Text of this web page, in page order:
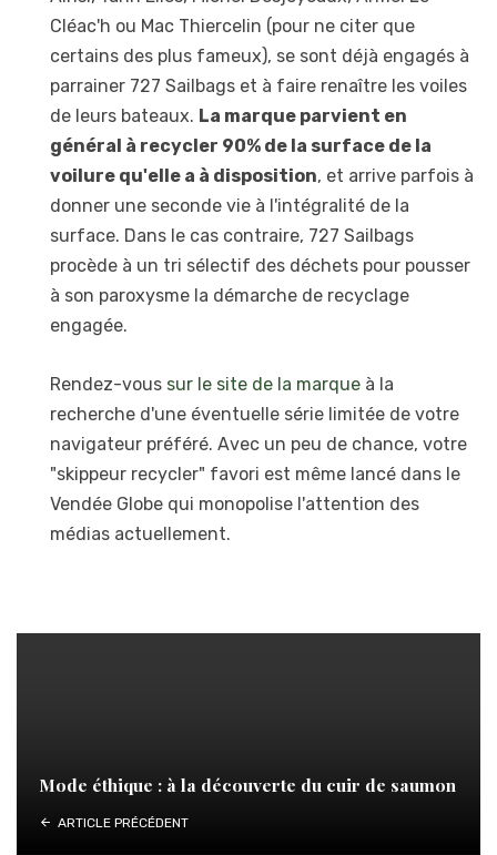
Cléac'h ou Mac Thiercelin (pour ne citer que
certains des plus fameux), se sont déjà engagés à
parrainer 727 Sailbags et à faire renaître les voiles
de leurs bateaux. La marque parvient en
général à recycler 90% de la surface de la
voilure qu'elle a à disposition, et arrive parfois à
donner une seconde vie à l'intégralité de la
surface. Dans le cas contraire, 727 Sailbags
procède à un tri sélectif des déchets pour pousser
à son paroxysme la démarche de recyclage
engagée.
Rendez-vous sur le site de la marque à la
recherche d'une éventuelle série limitée de votre
navigateur préféré. Avec un peu de chance, votre
"skippeur recycler" favori est même lancé dans le
Vendée Globe qui monopolise l'attention des
médias actuellement.
Mode éthique : à la découverte du cuir de saumon
ARTICLE PRÉCÉDENT